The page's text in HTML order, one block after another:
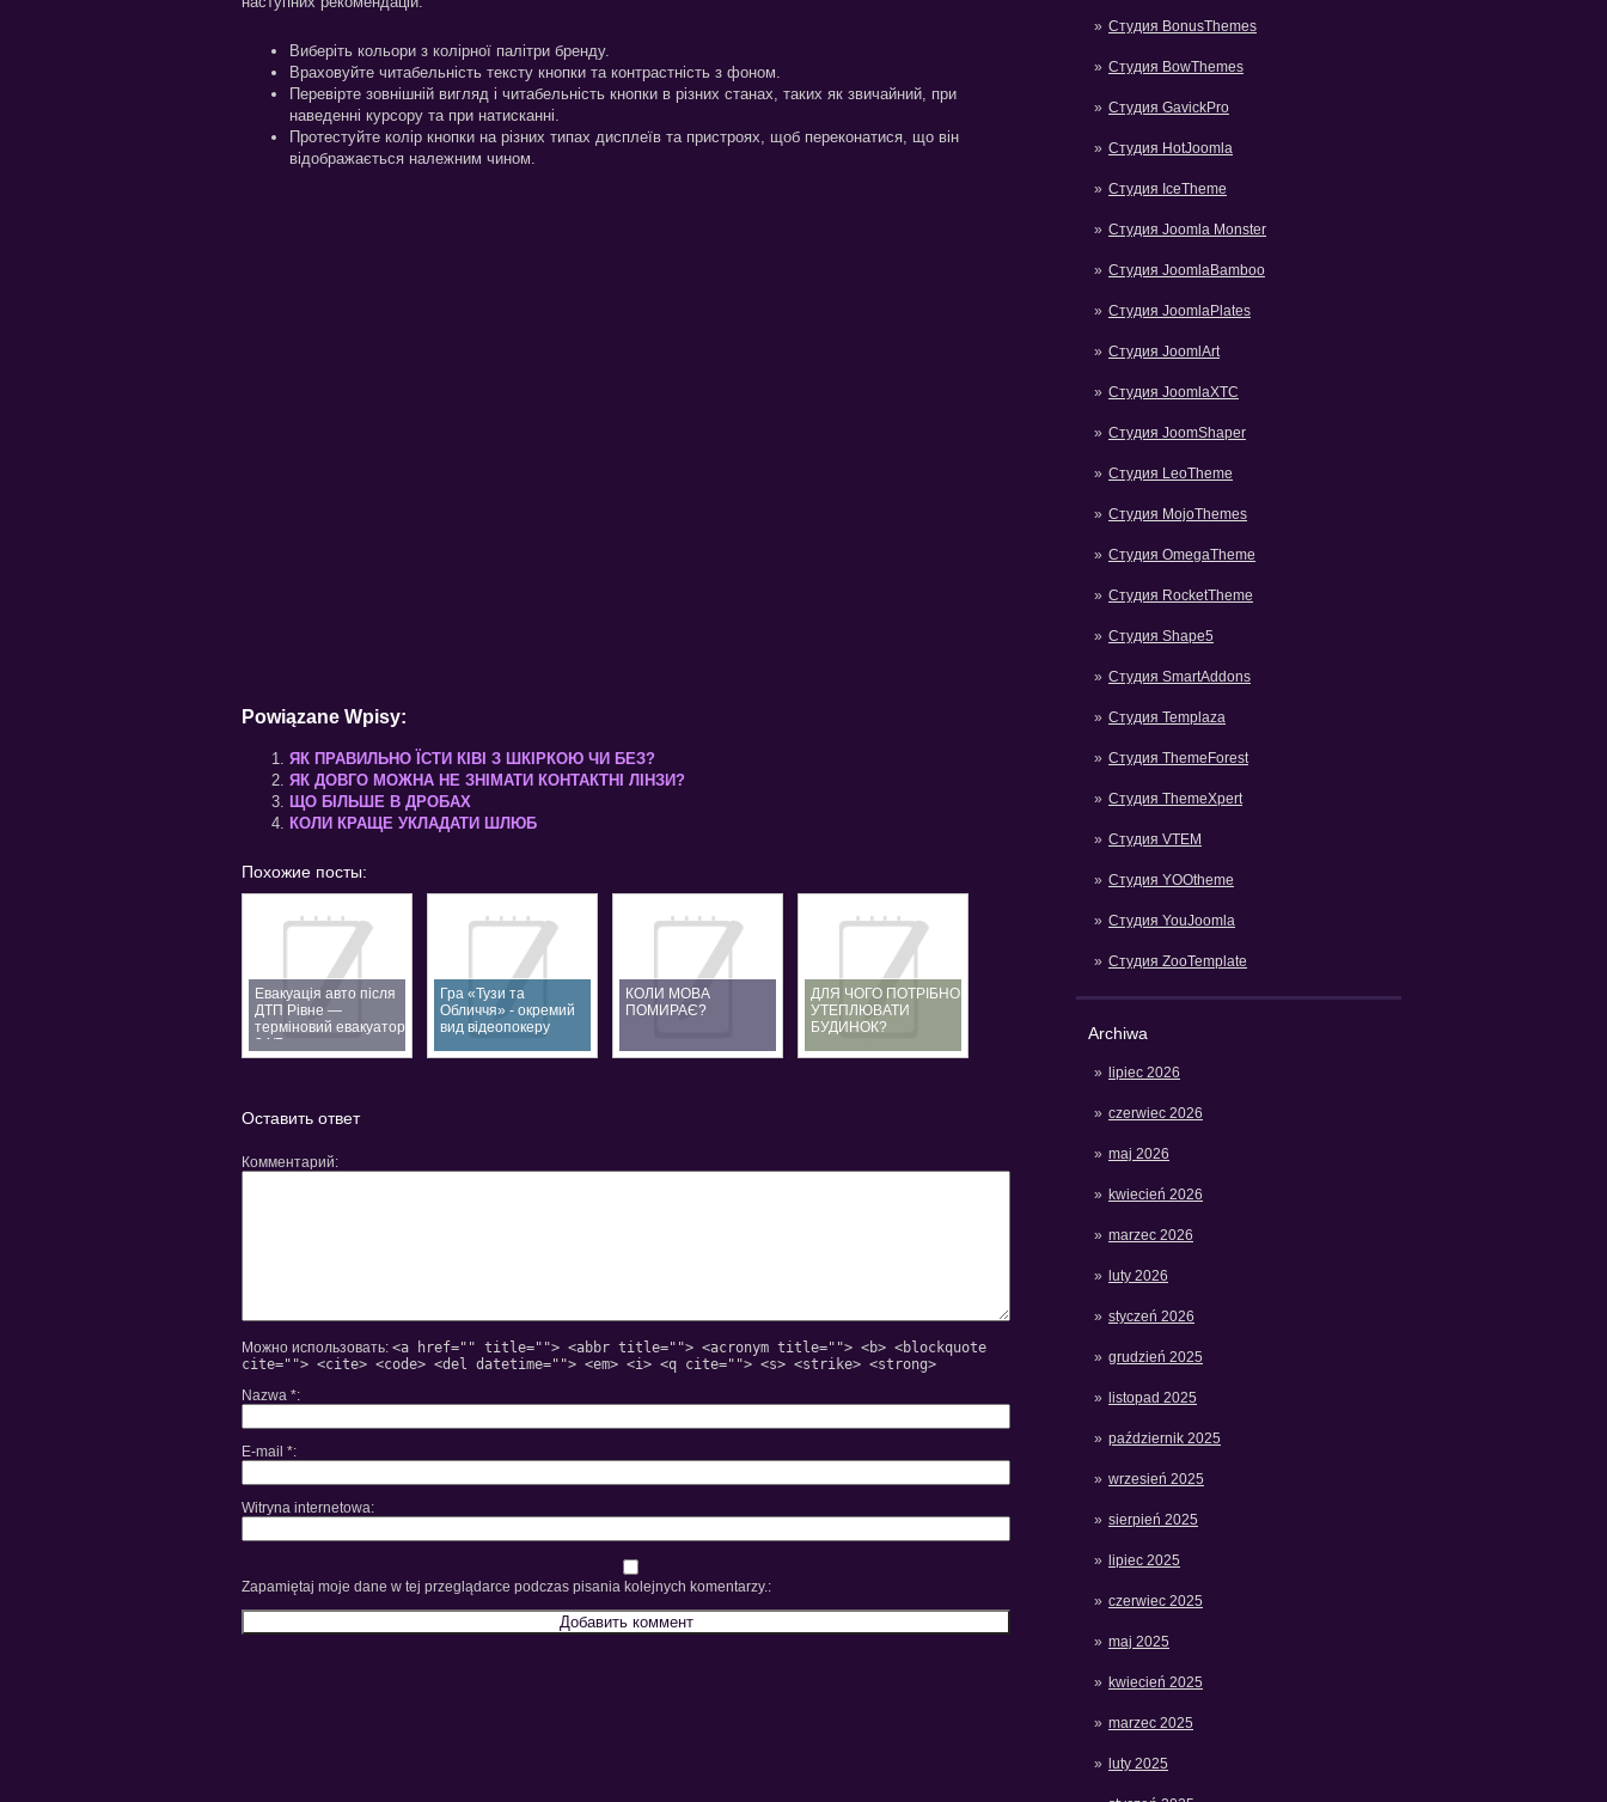
Студия BonusThemes
Студия BowThemes
Студия GavickPro
Студия HotJoomla
Студия IceTheme
Студия Joomla Monster
Студия JoomlaBamboo
Студия JoomlaPlates
Студия JoomlArt
Студия JoomlaXTC
Студия JoomShaper
Студия LeoTheme
Студия MojoThemes
Студия OmegaTheme
Студия RocketTheme
Студия Shape5
Студия SmartAddons
Студия Templaza
Студия ThemeForest
Студия ThemeXpert
Студия VTEM
Студия YOOtheme
Студия YouJoomla
Студия ZooTemplate
Archiwa
lipiec 2026
czerwiec 2026
maj 2026
kwiecień 2026
marzec 2026
luty 2026
styczeń 2026
grudzień 2025
listopad 2025
październik 2025
wrzesień 2025
sierpień 2025
lipiec 2025
czerwiec 2025
maj 2025
kwiecień 2025
marzec 2025
luty 2025
Виберіть кольори з колірної палітри бренду.
Враховуйте читабельність тексту кнопки та контрастність з фоном.
Перевірте зовнішній вигляд і читабельність кнопки в різних станах, таких як звичайний, при
наведенні курсору та при натисканні.
Протестуйте колір кнопки на різних типах дисплеїв та пристроях, щоб переконатися, що він
відображається належним чином.
Powiązane Wpisy:
ЯК ПРАВИЛЬНО ЇСТИ КІВІ З ШКІРКОЮ ЧИ БЕЗ?
ЯК ДОВГО МОЖНА НЕ ЗНІМАТИ КОНТАКТНІ ЛІНЗИ?
ЩО БІЛЬШЕ В ДРОБАХ
КОЛИ КРАЩЕ УКЛАДАТИ ШЛЮБ
Похожие посты:
Евакуація авто після
ДТП Рівне —
терміновий евакуатор
24/7
Гра «Тузи та
Обличчя» - окремий
вид відеопокеру
КОЛИ МОВА
ПОМИРАЄ?
ДЛЯ ЧОГО ПОТРІБНО
УТЕПЛЮВАТИ
БУДИНОК?
Оставить ответ
Комментарий
Можно использовать: <a href="" title=""> <abbr title=""> <acronym title=""> <b> <blockquote
cite=""> <cite> <code> <del datetime=""> <em> <i> <q cite=""> <s> <strike> <strong>
Nazwa *
E-mail *
Witryna internetowa
Zapamiętaj moje dane w tej przeglądarce podczas pisania kolejnych komentarzy.